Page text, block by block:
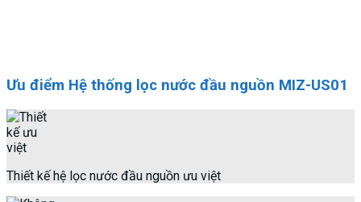
Ưu điểm Hệ thống lọc nước đầu nguồn MIZ-US01
Thiết kế hệ lọc nước đầu nguồn ưu việt